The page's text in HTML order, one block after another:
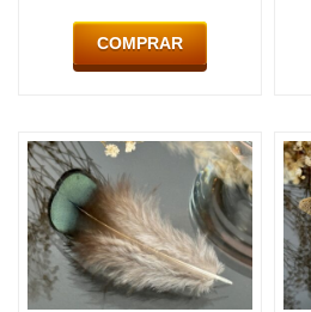
COMPRAR